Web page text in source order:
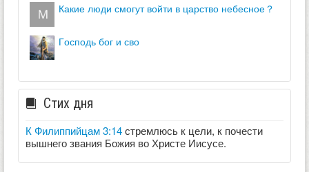
какие люди смогут войти в царство небесное？
господь бог и сво
Стих дня
К Филиппийцам 3:14стремлюсь к цели, к почести
вышнего звания Божия во Христе Иисусе.